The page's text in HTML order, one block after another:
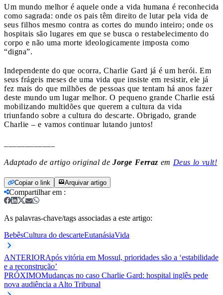
Um mundo melhor é aquele onde a vida humana é reconhecida
como sagrada: onde os pais têm direito de lutar pela vida de
seus filhos mesmo contra as cortes do mundo inteiro; onde os
hospitais são lugares em que se busca o restabelecimento do
corpo e não uma morte ideologicamente imposta como
“digna”.
Independente do que ocorra, Charlie Gard já é um herói. Em
seus frágeis meses de uma vida que insiste em resistir, ele já
fez mais do que milhões de pessoas que tentam há anos fazer
deste mundo um lugar melhor. O pequeno grande Charlie está
mobilizando multidões que querem a cultura da vida
triunfando sobre a cultura do descarte. Obrigado, grande
Charlie – e vamos continuar lutando juntos!
Adaptado de artigo original de Jorge Ferraz em Deus lo vult!
Copiar o link Arquivar artigo
Compartilhar em :
As palavras-chave/tags associadas a este artigo:
BebêsCultura do descarteEutanásiaVida
ANTERIORApós vitória em Mossul, prioridades são a ‘estabilidade
e a reconstrução’
PRÓXIMOMudanças no caso Charlie Gard: hospital inglês pede
nova audiência a Alto Tribunal